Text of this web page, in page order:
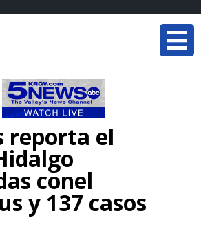
reporta el
conel
y 137 casos